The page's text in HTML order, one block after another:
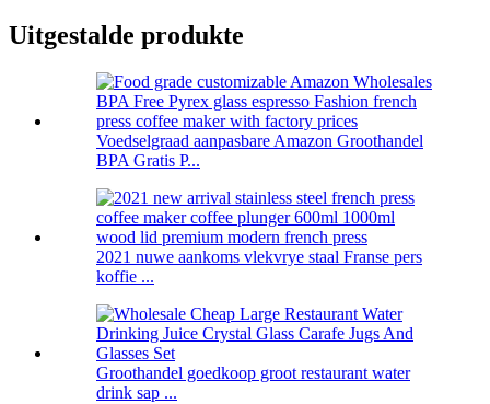
Uitgestalde produkte
Voedselgraad aanpasbare Amazon Groothandel
BPA Gratis P...
2021 nuwe aankoms vlekvrye staal Franse pers
koffie ...
Groothandel goedkoop groot restaurant water
drink sap ...